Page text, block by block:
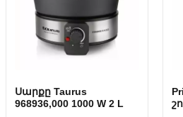
Սարքը Taurus
968936,000 1000 W 2 L